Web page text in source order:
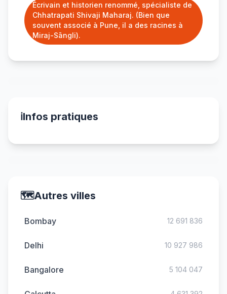
Écrivain et historien renommé, spécialiste de
Chhatrapati Shivaji Maharaj. (Bien que
souvent associé à Pune, il a des racines à
Miraj-Sāngli).
ℹ️Infos pratiques
🗺️Autres villes
Bombay 12 691 836
Delhi 10 927 986
Bangalore 5 104 047